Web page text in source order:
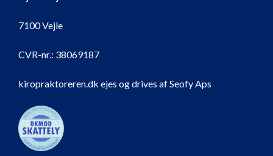
7100 Vejle
CVR-nr.: 38069187
kiropraktoreren.dk ejes og drives af Seofy Aps